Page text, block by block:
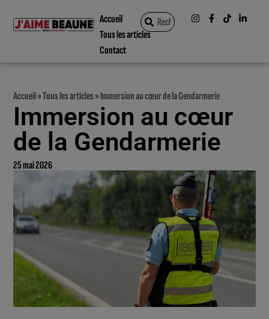
Accueil
Tous les articles
Contact
Accueil»Tous les articles»Immersion au cœur de la Gendarmerie
Immersion au cœur
de la Gendarmerie
25 mai 2026